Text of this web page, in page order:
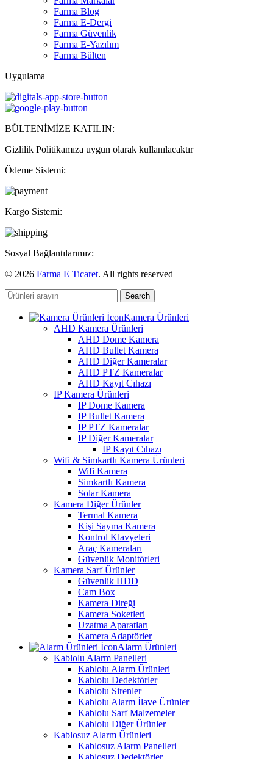
Farma Blog
Farma E-Dergi
Farma Güvenlik
Farma E-Yazılım
Farma Bülten
Uygulama
BÜLTENİMİZE KATILIN:
Gizlilik Politikamıza uygun olarak kullanılacaktır
Ödeme Sistemi:
Kargo Sistemi:
Sosyal Bağlantılarımız:
© 2026 Farma E Ticaret. All rights reserved
Search
Kamera Ürünleri
AHD Kamera Ürünleri
AHD Dome Kamera
AHD Bullet Kamera
AHD Diğer Kameralar
AHD PTZ Kameralar
AHD Kayıt Cıhazı
IP Kamera Ürünleri
IP Dome Kamera
IP Bullet Kamera
IP PTZ Kameralar
IP Diğer Kameralar
IP Kayıt Cıhazı
Wifi & Simkartlı Kamera Ürünleri
Wifi Kamera
Simkartlı Kamera
Solar Kamera
Kamera Diğer Ürünler
Termal Kamera
Kişi Sayma Kamera
Kontrol Klavyeleri
Araç Kameraları
Güvenlik Monitörleri
Kamera Sarf Ürünler
Güvenlik HDD
Cam Box
Kamera Direği
Kamera Soketleri
Uzatma Aparatları
Kamera Adaptörler
Alarm Ürünleri
Kablolu Alarm Panelleri
Kablolu Alarm Ürünleri
Kablolu Dedektörler
Kablolu Sirenler
Kablolu Alarm İlave Ürünler
Kablolu Sarf Malzemeler
Kablolu Diğer Ürünler
Kablosuz Alarm Ürünleri
Kablosuz Alarm Panelleri